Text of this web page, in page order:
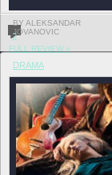
BY ALEKSANDAR
JOVANOVIC
2
FULL REVIEW »
DRAMA